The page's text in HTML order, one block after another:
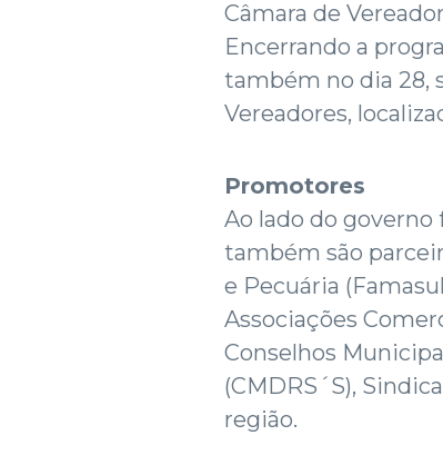
Câmara de
Encerrando a
também no dia 28,
Vereadores,
Promotores
Ao lado do governo
também são
e Pecuária
Associações
Conselhos
(CMDRS´S),
região.